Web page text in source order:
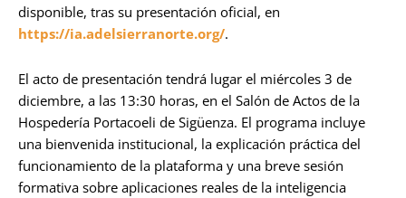
disponible, tras su presentación oficial, en
https://ia.adelsierranorte.org/.
El acto de presentación tendrá lugar el miércoles 3 de
diciembre, a las 13:30 horas, en el Salón de Actos de la
Hospedería Portacoeli de Sigüenza. El programa incluye
una bienvenida institucional, la explicación práctica del
funcionamiento de la plataforma y una breve sesión
formativa sobre aplicaciones reales de la inteligencia